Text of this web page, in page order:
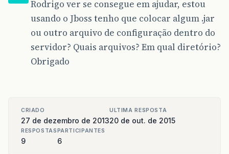
Rodrigo ver se consegue em ajudar, estou
usando o Jboss tenho que colocar algum .jar
ou outro arquivo de configuração dentro do
servidor? Quais arquivos? Em qual diretório?
Obrigado
CRIADO
27 de dezembro de 2013
ULTIMA RESPOSTA
20 de out. de 2015
RESPOSTAS
9
PARTICIPANTES
6